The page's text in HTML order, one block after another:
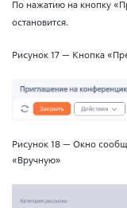
По нажатию на кнопку
остановится.
Рисунок 17 — Кнопка
Рисунок 18 — Окно
«Вручную»